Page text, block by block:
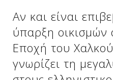
Δείτε μας:
Δείτε μας:
Αν και είναι
ύπαρξη
Εποχή του
γνωρίζει τη